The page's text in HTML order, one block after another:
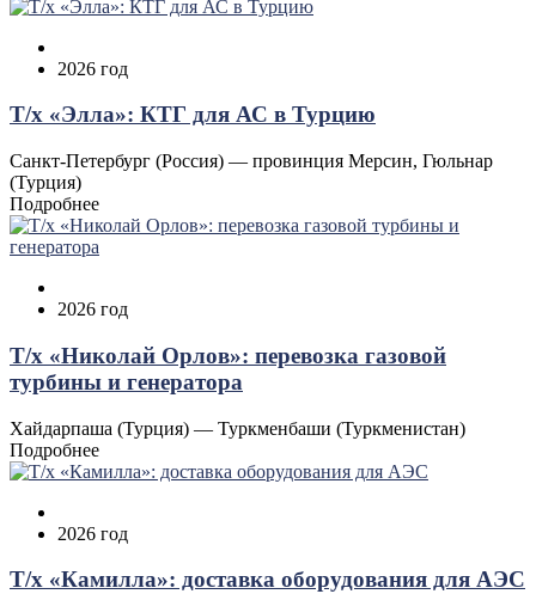
2026 год
Т/х «Элла»: КТГ для АС в Турцию
Санкт-Петербург (Россия) — провинция Мерсин, Гюльнар
(Турция)
Подробнее
2026 год
Т/х «Николай Орлов»: перевозка газовой
турбины и генератора
Хайдарпаша (Турция) — Туркменбаши (Туркменистан)
Подробнее
2026 год
Т/х «Камилла»: доставка оборудования для АЭС